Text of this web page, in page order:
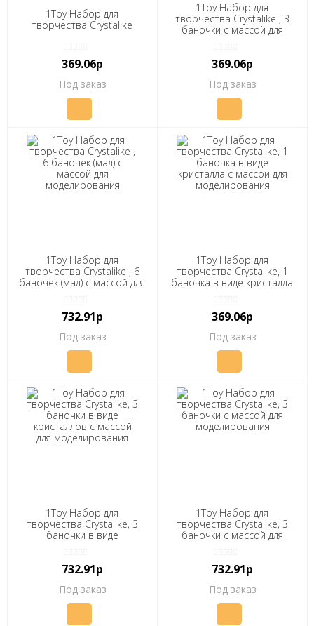
1Toy Набор для
творчества Crystalike
369.06р
Под заказ
1Toy Набор для
творчества Crystalike , 3
баночки с массой для
369.06р
Под заказ
1Toy Набор для
творчества Crystalike , 6
баночек (мал) с массой для
732.91р
Под заказ
1Toy Набор для
творчества Crystalike, 1
баночка в виде кристалла
369.06р
Под заказ
1Toy Набор для
творчества Crystalike, 3
баночки в виде
732.91р
Под заказ
1Toy Набор для
творчества Crystalike, 3
баночки с массой для
732.91р
Под заказ